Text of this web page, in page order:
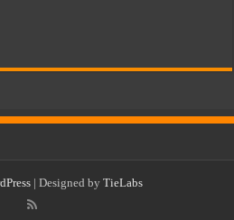
| Designed by TieLabs